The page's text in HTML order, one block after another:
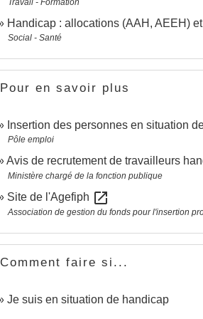
Handicap : allocations (AAH, AEEH)
Social - Santé
Pour en savoir plus
Insertion des personnes en situation
Pôle emploi
Avis de recrutement de travailleurs
Ministère chargé de la fonction publique
Site de l'Agefiph open_in_new
Association de gestion du fonds pour l'insertion
Comment faire si...
Je suis en situation de handicap